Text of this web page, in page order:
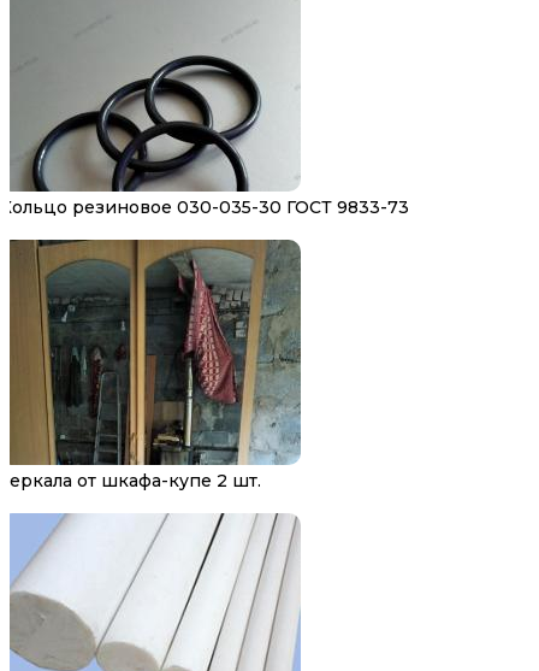
Кольцо резиновое 030-035-30 ГОСТ 9833-73
Зеркала от шкафа-купе 2 шт.